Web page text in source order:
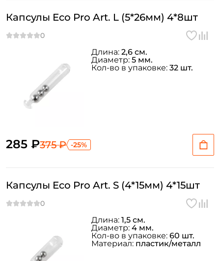
Капсулы Eco Pro Art. L (5*26мм) 4*8шт
285 ₽375 ₽ -25%
Длина: 2,6 см.
Диаметр: 5 мм.
Кол-во в упаковке: 32 шт.
Капсулы Eco Pro Art. S (4*15мм) 4*15шт
Длина: 1,5 см.
Диаметр: 4 мм.
Кол-во в упаковке: 60 шт.
Материал: пластик/металл
Придумайте пароль: *